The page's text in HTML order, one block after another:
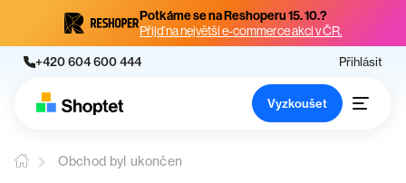
Potkáme se na Reshoperu 15. 10.?
Přijď na největší e-commerce akci v ČR.
+420 604 600 444 Přihlásit
Vyzkoušet
Obchod byl ukončen